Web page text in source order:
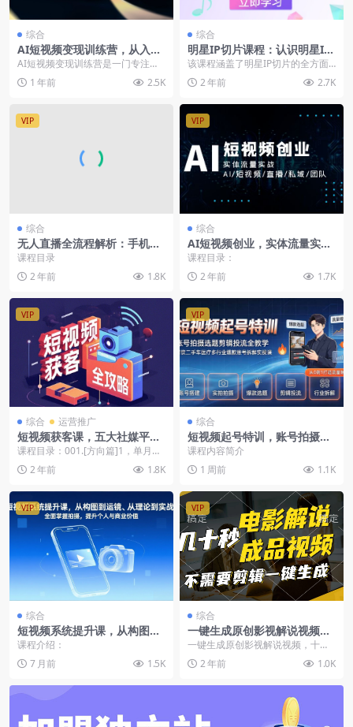
综合
AI短视频变现训练营，从入门
到精通解决创作难题，实现带
货变现
AI短视频变现训练营是一门专注于A
I与短视频结合实现商业变现的课
程。它主要面向想...
1 年前 2.5K
综合
明星IP切片课程：认识明星IP
切片及赚钱模式，掌握流量推
送和起号框架逻辑
该课程涵盖了明星IP切片的全方面
知识，从基础概念到赚钱方法，再
到视频剪辑和流量推...
2 年前 2.7K
VIP
综合
无人直播全流程解析：手机操
作、素材录制剪辑、拼多多与
课程目录
2 年前
1.8K
VIP
综合
AI短视频创业，实体流量实
战，AI/短视频/直播/私域/团
课程目录：
2 年前
1.7K
VIP
综合 运营推广
短视频获客课，五大社媒平台
运营全攻略
课程目录：001.[方向篇]1，单月询
盘5000+的经验复盘.mp4002.[方...
2 年前 1.8K
VIP
综合
短视频起号特训，账号拍摄选
题剪辑投流，餐饮二手车医疗
多行业爆款账号拆解实操课
课程内容简介
1 周前
1.1K
VIP
综合
短视频系统提升课，从构图到
运镜、从理论到实战，全面掌
握拍摄，提升个人与商业价值
课程介绍：
7 月前
1.5K
VIP
综合
一键生成原创影视解说视频，
十秒钟生成文案，解说，背景
音乐视频成品
一键生成原创影视解说视频，十秒
钟生成文案，解说，背景音乐视频
成品2 年前 1.0K